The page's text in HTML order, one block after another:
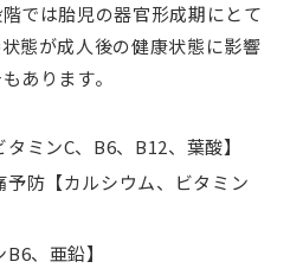
では胎児の器官形成期にとて
態が成人後の健康状態に影響
あります。
ミンC、B6、B12、葉酸】
防【カルシウム、ビタミン
、亜鉛】